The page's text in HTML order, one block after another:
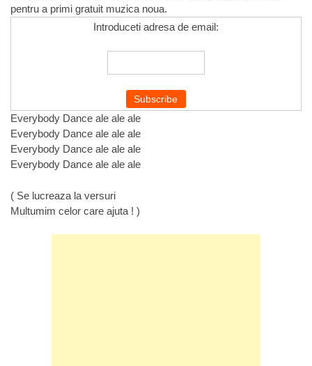
pentru a primi gratuit muzica noua.
Introduceti adresa de email:
Everybody Dance ale ale ale
Everybody Dance ale ale ale
Everybody Dance ale ale ale
Everybody Dance ale ale ale
( Se lucreaza la versuri
Multumim celor care ajuta ! )